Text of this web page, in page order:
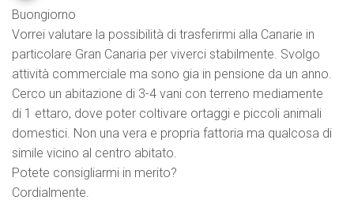
Buongiorno
Vorrei valutare la possibilità di trasferirmi alla Canarie in
particolare Gran Canaria per viverci stabilmente. Svolgo
attività commerciale ma sono gia in pensione da un anno.
Cerco un abitazione di 3-4 vani con terreno mediamente
di 1 ettaro, dove poter coltivare ortaggi e piccoli animali
domestici. Non una vera e propria fattoria ma qualcosa di
simile vicino al centro abitato.
Potete consigliarmi in merito?
Cordialmente.